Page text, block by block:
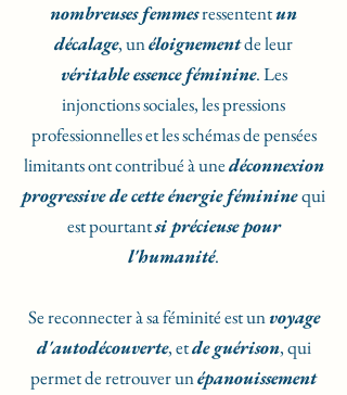
nombreuses femmesressententun
décalage, unéloignementde leur
véritable essence féminine. Les
injonctions sociales, les pressions
professionnelles et les schémas de pensées
limitants ont contribué à unedéconnexion
progressive de cette énergie fémininequi
est pourtantsi précieuse pour
l'humanité.
Se reconnecter à sa féminité est unvoyage
d'autodécouverte, etde guérison, qui
permet de retrouver unépanouissement